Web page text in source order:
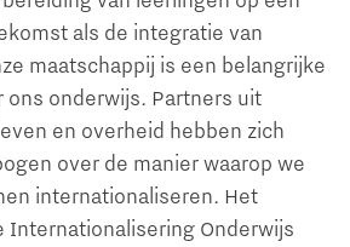
als de integratie van
maatschappij is een belangrijke
ons onderwijs. Partners uit
en overheid hebben zich
over de manier waarop we
internationaliseren. Het
Internationalisering Onderwijs